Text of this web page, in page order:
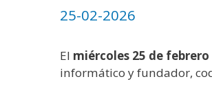
25-02-2026
El miércoles 25 de febrero
informático y fundador,